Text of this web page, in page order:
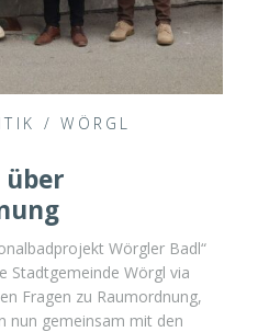
/WÖRGL
Wörgler Badl“
Stadtgemeinde Wörgl via
Fragen zu Raumordnung,
nun gemeinsam mit den